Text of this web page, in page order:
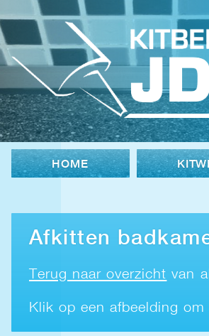
HOME
Afkitten
Terug naar overzicht van
Klik op een afbeelding